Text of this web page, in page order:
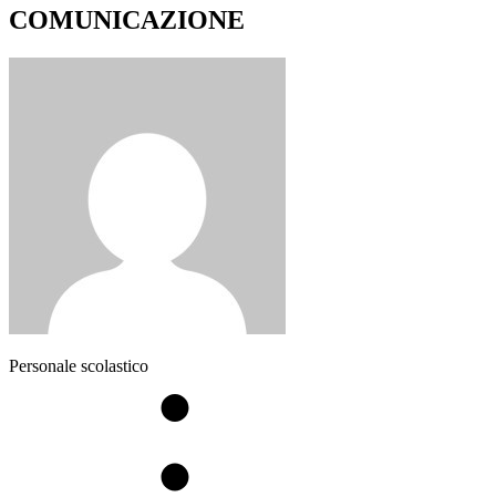
COMUNICAZIONE
Personale scolastico